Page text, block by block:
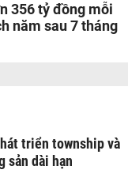
356 tỷ đồng mỗi
năm sau 7 tháng
triển township và
sản dài hạn